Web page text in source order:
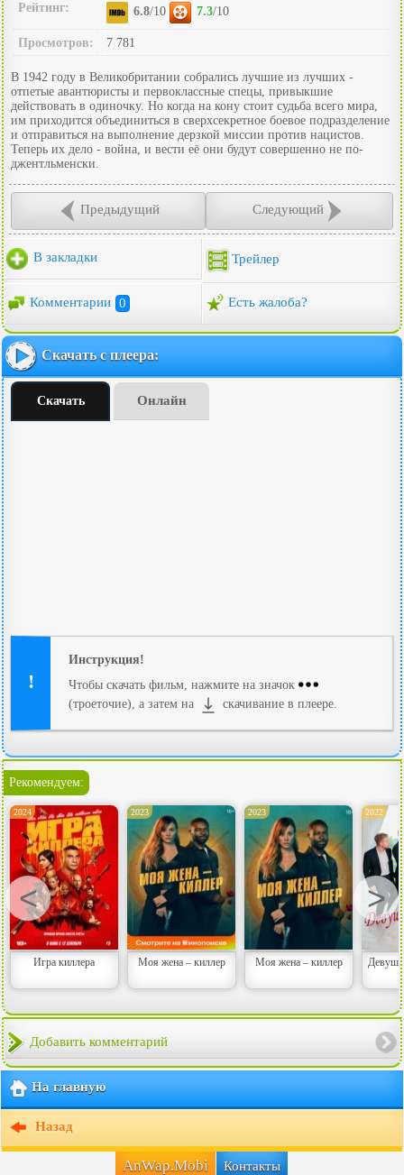
Рейтинг:
6.8/10 7.3/10
Просмотров: 7 781
В 1942 году в Великобритании собрались лучшие из лучших -
отпетые авантюристы и первоклассные спецы, привыкшие
действовать в одиночку. Но когда на кону стоит судьба всего мира,
им приходится объединиться в сверхсекретное боевое подразделение
и отправиться на выполнение дерзкой миссии против нацистов.
Теперь их дело - война, и вести её они будут совершенно не по-
джентльменски.
Предыдущий Следующий
В закладки Трейлер
Комментарии 0 Есть жалоба?
Скачать с плеера:
Скачать Онлайн
Инструкция!
Чтобы скачать фильм, нажмите на значок
(троеточие), а затем на
скачивание в плеере.
Рекомендуем:
2024
Игра киллера
2023
Моя жена – киллер
2023
Моя жена – киллер
2022
< >
Добавить комментарий
На главную
Назад
AnWap.Mobi Контакты